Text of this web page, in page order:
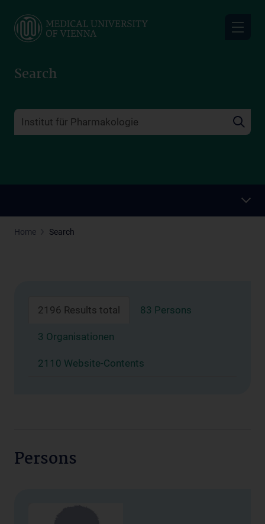
main
Search
Home Search
2196 Results total 83 Persons
3 Organisationen
2110 Website-Contents
Persons